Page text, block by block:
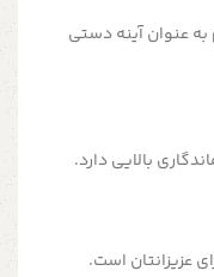
عنوان آینه دستی
بالایی دارد.
عزیزانتان است.